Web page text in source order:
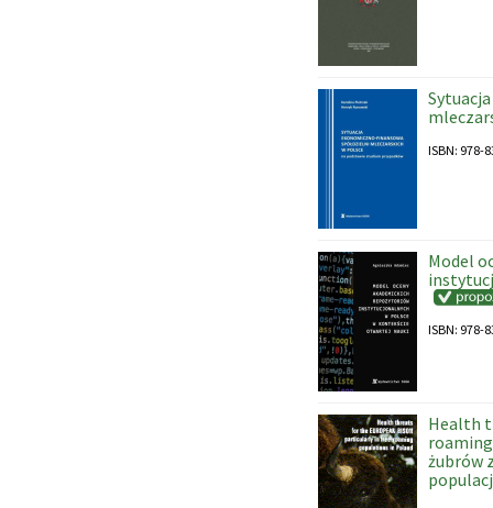
ISBN: 978-
Model
ISBN: 978-
Health
żubrów